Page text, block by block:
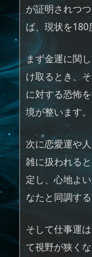
が証明されつ
ば、現状を180
まず金運に関
け取るとき、
に対する恐怖
境が整います。
次に恋愛運や
雑に扱われる
定し、心地よ
なたと同調す
そして仕事運
て視野が狭く